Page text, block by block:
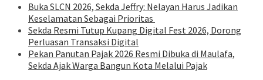
Buka SLCN 2026, Sekda Jeffry: Nelayan Harus Jadikan
Keselamatan Sebagai Prioritas
Sekda Resmi Tutup Kupang Digital Fest 2026, Dorong
Perluasan Transaksi Digital
Pekan Panutan Pajak 2026 Resmi Dibuka di Maulafa,
Sekda Ajak Warga Bangun Kota Melalui Pajak